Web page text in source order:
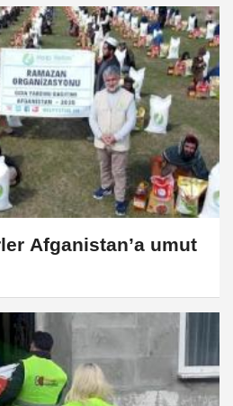
Afganistan’a umut